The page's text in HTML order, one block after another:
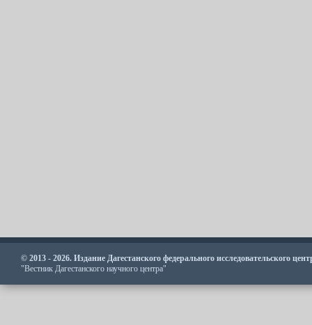
© 2013 - 2026. Издание Дагестанского федерального исследовательского
"Вестник Дагестанского научного центра"